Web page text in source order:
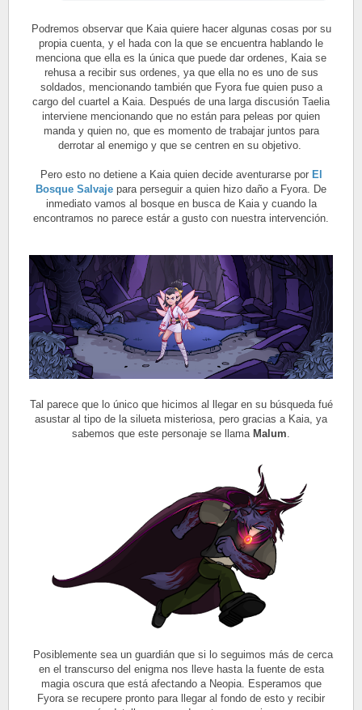
Podremos observar que Kaia quiere hacer algunas cosas por su
propia cuenta, y el hada con la que se encuentra hablando le
menciona que ella es la única que puede dar ordenes, Kaia se
rehusa a recibir sus ordenes, ya que ella no es uno de sus
soldados, mencionando también que Fyora fue quien puso a
cargo del cuartel a Kaia. Después de una larga discusión Taelia
interviene mencionando que no están para peleas por quien
manda y quien no, que es momento de trabajar juntos para
derrotar al enemigo y que se centren en su objetivo.
Pero esto no detiene a Kaia quien decide aventurarse por El
Bosque Salvaje para perseguir a quien hizo daño a Fyora. De
inmediato vamos al bosque en busca de Kaia y cuando la
encontramos no parece estár a gusto con nuestra intervención.
Tal parece que lo único que hicimos al llegar en su búsqueda fué
asustar al tipo de la silueta misteriosa, pero gracias a Kaia, ya
sabemos que este personaje se llama Malum.
Posiblemente sea un guardián que si lo seguimos más de cerca
en el transcurso del enigma nos lleve hasta la fuente de esta
magia oscura que está afectando a Neopia. Esperamos que
Fyora se recupere pronto para llegar al fondo de esto y recibir